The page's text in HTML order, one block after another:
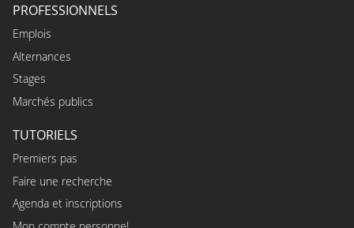
PROFESSIONNELS
Emplois
Alternances
Stages
Marchés publics
TUTORIELS
Premiers pas
Faire une recherche
Agenda et inscriptions